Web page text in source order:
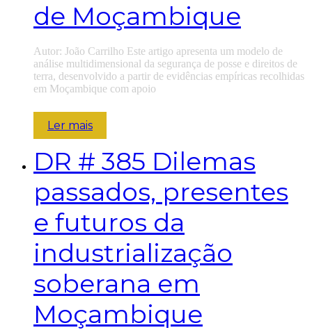
de Moçambique
Autor: João Carrilho Este artigo apresenta um modelo de
análise multidimensional da segurança de posse e direitos de
terra, desenvolvido a partir de evidências empíricas recolhidas
em Moçambique com apoio
Ler mais
DR # 385 Dilemas
passados, presentes
e futuros da
industrialização
soberana em
Moçambique